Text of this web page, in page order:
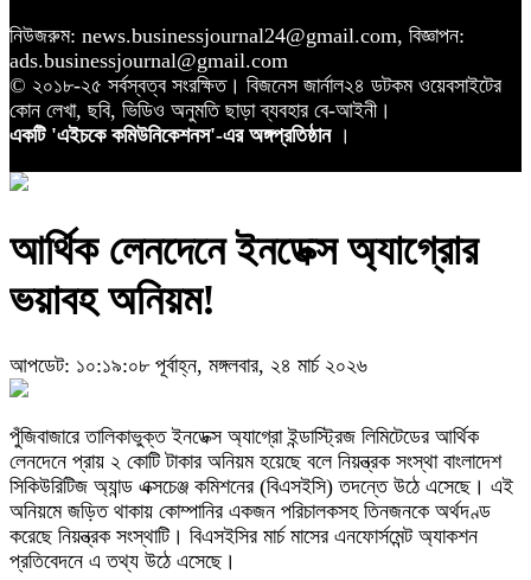
নিউজরুম: news.businessjournal24@gmail.com, বিজ্ঞাপন:
ads.businessjournal@gmail.com
© ২০১৮-২৫ সর্বস্বত্ব সংরক্ষিত। বিজনেস জার্নাল২৪ ডটকম ওয়েবসাইটের
কোন লেখা, ছবি, ভিডিও অনুমতি ছাড়া ব্যবহার বে-আইনী।
একটি 'এইচকে কমিউনিকেশনস'-এর অঙ্গপ্রতিষ্ঠান ।
আর্থিক লেনদেনে ইনডেক্স অ্যাগ্রোর
ভয়াবহ অনিয়ম!
আপডেট: ১০:১৯:০৮ পূর্বাহ্ন, মঙ্গলবার, ২৪ মার্চ ২০২৬
পুঁজিবাজারে তালিকাভুক্ত ইনডেক্স অ্যাগ্রো ইন্ডাস্ট্রিজ লিমিটেডের আর্থিক
লেনদেনে প্রায় ২ কোটি টাকার অনিয়ম হয়েছে বলে নিয়ন্ত্রক সংস্থা বাংলাদেশ
সিকিউরিটিজ অ্যান্ড এক্সচেঞ্জ কমিশনের (বিএসইসি) তদন্তে উঠে এসেছে। এই
অনিয়মে জড়িত থাকায় কোম্পানির একজন পরিচালকসহ তিনজনকে অর্থদণ্ড
করেছে নিয়ন্ত্রক সংস্থাটি। বিএসইসির মার্চ মাসের এনফোর্সমেন্ট অ্যাকশন
প্রতিবেদনে এ তথ্য উঠে এসেছে।